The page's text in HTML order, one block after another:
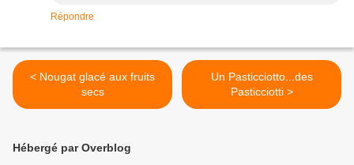
Répondre
< Nougat glacé aux fruits
secs
Un Pasticciotto...des
Pasticciotti >
Hébergé par Overblog